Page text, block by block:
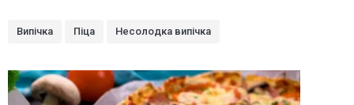
Випічка Піца Несолодка випічка